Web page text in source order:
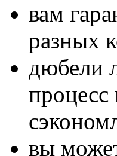
вам
разных
дюбели
процесс
вы